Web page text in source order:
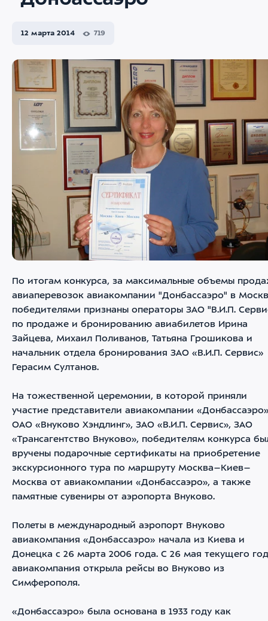
12 марта 2014 719
По итогам конкурса, за максимальные объемы
авиаперевозок авиакомпании "Донбассаэро" в
победителями признаны операторы ЗАО "В.И.П.
по продаже и бронированию авиабилетов Ирина
Зайцева, Михаил Поливанов, Татьяна Грошикова и
начальник отдела бронирования ЗАО «В.И.П. Сервис»
Герасим Султанов.
На тожественной церемонии, в которой приняли
участие представители авиакомпании
ОАО «Внуково Хэндлинг», ЗАО «В.И.П. Cервис», ЗАО
«Трансагентство Внуково», победителям конкурса
вручены подарочные сертификаты на приобретение
экскурсионного тура по маршруту Москва–Киев–
Москва от авиакомпании «Донбассаэро», а также
памятные сувениры от аэропорта Внуково.
Полеты в международный аэропорт Внуково
авиакомпания «Донбассаэро» начала из Киева и
Донецка с 26 марта 2006 года. С 26 мая текущего
авиакомпания открыла рейсы во Внуково из
Симферополя.
«Донбассаэро» была основана в 1933 году как